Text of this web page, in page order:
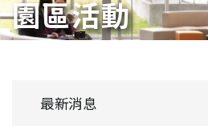
園區活動
最新消息